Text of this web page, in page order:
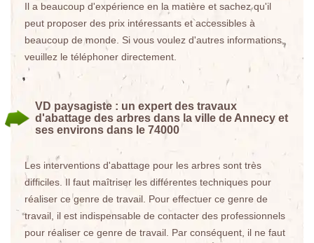
Il a beaucoup d'expérience en la matière et sachez qu'il
peut proposer des prix intéressants et accessibles à
beaucoup de monde. Si vous voulez d'autres informations,
veuillez le téléphoner directement.
VD paysagiste : un expert des travaux
d'abattage des arbres dans la ville de Annecy et
ses environs dans le 74000
Les interventions d'abattage pour les arbres sont très
difficiles. Il faut maîtriser les différentes techniques pour
réaliser ce genre de travail. Pour effectuer ce genre de
travail, il est indispensable de contacter des professionnels
pour réaliser ce genre de travail. Par conséquent, il ne faut